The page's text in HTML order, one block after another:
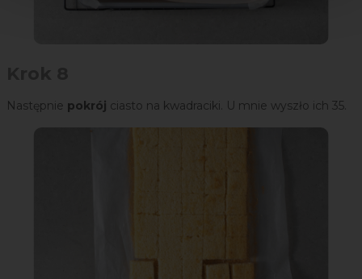
Następnie pokrój ciasto na kwadraciki. U mnie wyszło ich 35.